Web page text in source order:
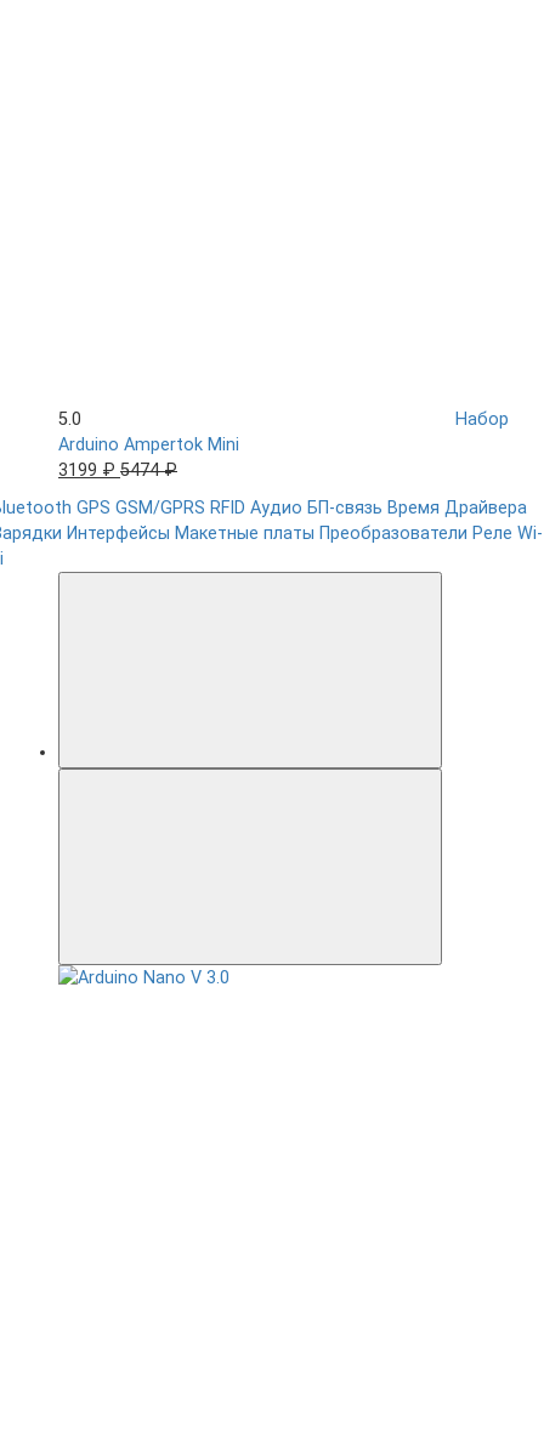
5.0
Набор
Arduino Ampertok Mini
3199 ₽ 5474 ₽
GPS GSM/GPRS RFID Аудио БП-связь Время Драйвера
Интерфейсы Макетные платы Преобразователи Реле Wi-